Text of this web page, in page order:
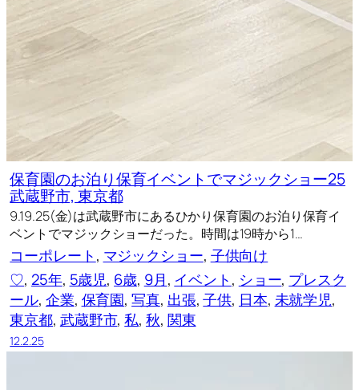
保育園のお泊り保育イベントでマジックショー25
武蔵野市, 東京都
9.19.25(金)は武蔵野市にあるひかり保育園のお泊り保育イ
ベントでマジックショーだった。時間は19時から1…
コーポレート, マジックショー, 子供向け
♡, 25年, 5歳児, 6歳, 9月, イベント, ショー, プレスク
ール, 企業, 保育園, 写真, 出張, 子供, 日本, 未就学児
東京都, 武蔵野市, 私, 秋, 関東
12.2.25